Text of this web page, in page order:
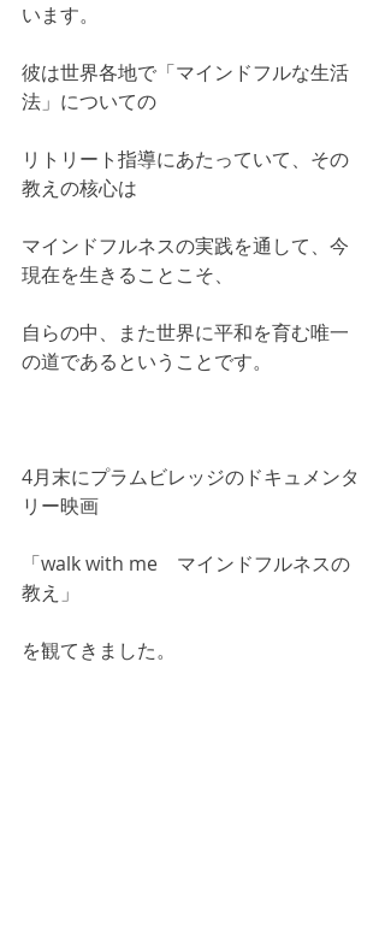
います。
彼は世界各地で「マインドフルな生活
法」についての
リトリート指導にあたっていて、その
教えの核心は
マインドフルネスの実践を通して、今
現在を生きることこそ、
自らの中、また世界に平和を育む唯一
の道であるということです。
4月末にプラムビレッジのドキュメンタ
リー映画
「walk with me　マインドフルネスの
教え」
を観てきました。